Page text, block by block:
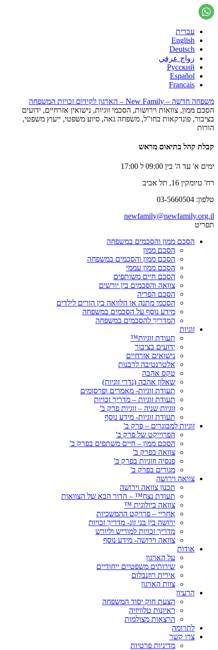
עברית
English
Deutsch
زواج عرفي
Русский
Español
Français
משפחה חדשה – New Family – הארגון לקידום זכויות המשפחה
הסכם ממון, צוואות וירושות, הסכמי זוגיות, נישואין אזרחיים, ידועים
בציבור, פונדקאות בחו"ל, משפחה גאה, סיוע משפטי, ייעוץ משפטי,
הורות
קבלת קהל בתיאום מראש
ימים א' עד ה' בין 09:00 ל 17:00
רח' טיומקין 16, תל אביב
טלפון: 03-5660504
newfamily@newfamily.org.il
תפריט
הסכם ממון והסכמים במשפחה
הסכם ממון
הסכם ממון והסכמים במשפחה
הסכם ממון עממי
הסכם חיים משותפים
צוואה והסכמים בין יורשים
הסכם הפריה
הסכמי מתנה או הלוואה בין הורים לילדים
מידע נוסף על הסכמים במשפחה
המדריך להסכמים במשפחה
זוגיות
תעודת זוגיות™
ידועים בציבור
נישואים אזרחיים
אלטרנטיבה לרבנות
טקס אהבה
שאלון אהבה (נדרי זוגיות)
תעודת זוגיות- מאמרים ופרסומים
תעודת זוגיות – מדריך זכויות
זוגיות שניה – זוגיות פרק ב'
תעודת זוגיות- מידע נוסף
זוגיות למבוגרים – פרק ב'
הפרוייקט של פרק ב'
הסכם ממון – חיים משתפים בפרק ב'
צוואה בפרק ב'
פנסיה וזוגיות בפרק ב'
מגורים בפרק ב'
צוואה וירושה
תכנון צוואה וירושה
תעודת נצח™ – הדור הבא של הצוואות
צוואה ביולוגית ™
אחריי – פרויקט ההמשכיות
ירושה בין בני זוג- מדריך זכויות
מדריך זכויות למוריש וליורש
צוואה וירושה- מידע נוסף
אודות
על הארגון
שירותים משפטיים ייחודיים
אירית רוזנבלום
צוות הארגון
הרעיון
הצעת חוק יסוד המשפחה
ראיונות טלוויזיה
הרצאות מצולמות
לתרומה
צרו קשר
מדיניות פרטיות